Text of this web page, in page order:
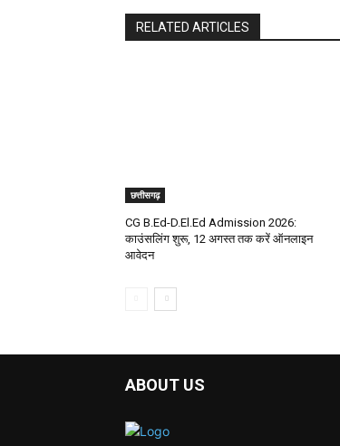
RELATED ARTICLES
छत्तीसगढ़
CG B.Ed-D.El.Ed Admission 2026:
काउंसलिंग शुरू, 12 अगस्त तक करें ऑनलाइन
आवेदन
ABOUT US